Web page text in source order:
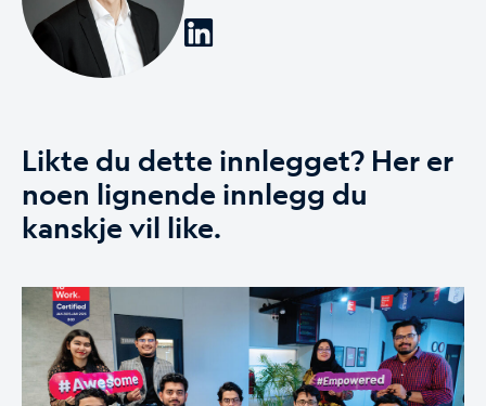
Likte du dette innlegget? Her er
noen lignende innlegg du
kanskje vil like.